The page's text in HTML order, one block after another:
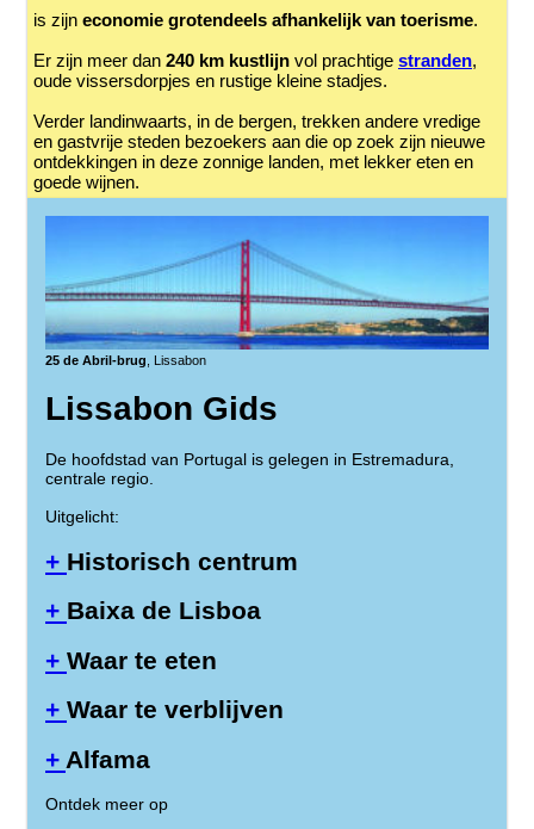
is zijn economie grotendeels afhankelijk van toerisme.
Er zijn meer dan 240 km kustlijn vol prachtige stranden,
oude vissersdorpjes en rustige kleine stadjes.
Verder landinwaarts, in de bergen, trekken andere vredige
en gastvrije steden bezoekers aan die op zoek zijn nieuwe
ontdekkingen in deze zonnige landen, met lekker eten en
goede wijnen.
25 de Abril-brug , Lissabon
Lissabon Gids
De hoofdstad van Portugal is gelegen in Estremadura,
centrale regio.
Uitgelicht:
+ Historisch centrum
+ Baixa de Lisboa
+ Waar te eten
+ Waar te verblijven
+ Alfama
Ontdek meer op